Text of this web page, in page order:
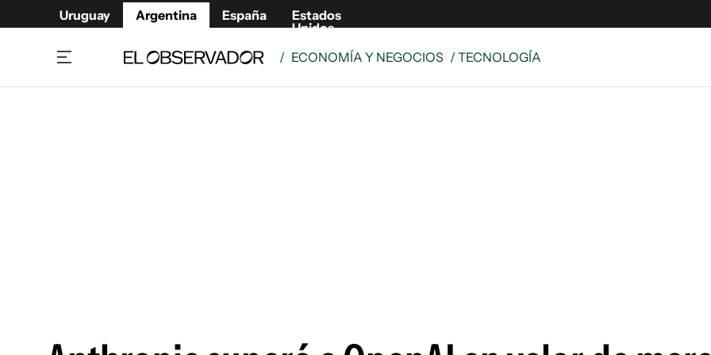
Uruguay Argentina España
Estados
Unidos
/ ECONOMÍA Y NEGOCIOS / TECNOLOGÍA